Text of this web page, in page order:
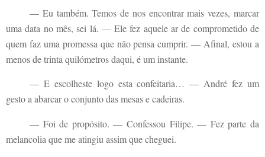
— Eu também. Temos de nos encontrar mais vezes, marcar
uma data no mês, sei lá. — Ele fez aquele ar de comprometido de
quem faz uma promessa que não pensa cumprir. — Afinal, estou a
menos de trinta quilómetros daqui, é um instante.
— E escolheste logo esta confeitaria… — André fez um
gesto a abarcar o conjunto das mesas e cadeiras.
— Foi de propósito. — Confessou Filipe. — Fez parte da
melancolia que me atingiu assim que cheguei.